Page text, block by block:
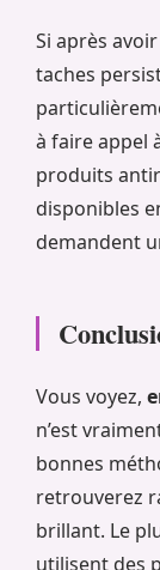
Si après
taches
à faire appel
produits
disponibles
demandent
Vous voyez,
n’est
bonnes
retrouverez
brillant. Le
utilisent des